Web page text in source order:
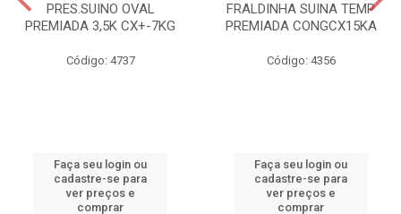
PRES.SUINO OVAL
PREMIADA 3,5K CX+-7KG
Código: 4737
Faça seu login ou
cadastre-se para
ver preços e
comprar
FRALDINHA SUINA TEMP
PREMIADA CONGCX15KA
Código: 4356
Faça seu login ou
cadastre-se para
ver preços e
comprar